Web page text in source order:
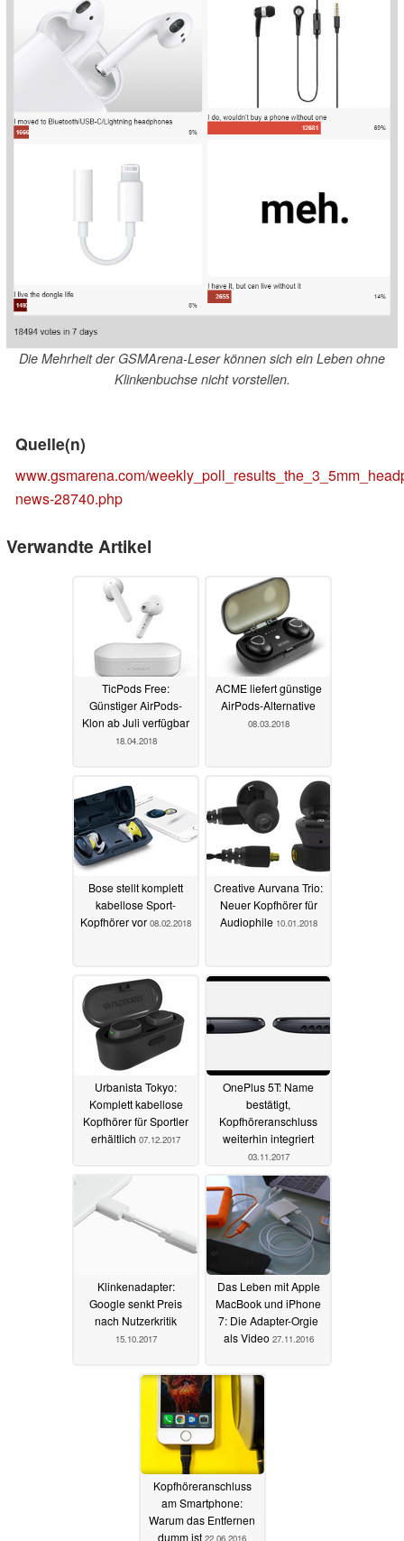
Die Mehrheit der GSMArena-Leser können sich ein Leben ohne
Klinkenbuchse nicht vorstellen.
Quelle(n)
www.gsmarena.com/
news-28740.php
Verwandte Artikel
TicPods Free:
Günstiger AirPods-
Klon ab Juli verfügbar
18.04.2018
ACME liefert günstige
AirPods-Alternative
08.03.2018
Bose stellt komplett
kabellose Sport-
Kopfhörer vor 08.02.2018
Creative Aurvana Trio:
Neuer Kopfhörer für
Audiophile 10.01.2018
Urbanista Tokyo:
Komplett kabellose
Kopfhörer für Sportler
erhältlich 07.12.2017
OnePlus 5T: Name
bestätigt,
Kopfhöreranschluss
weiterhin integriert
03.11.2017
Klinkenadapter:
Google senkt Preis
nach Nutzerkritik
15.10.2017
Das Leben mit Apple
MacBook und iPhone
7: Die Adapter-Orgie
als Video 27.11.2016
Kopfhöreranschluss
am Smartphone:
Warum das Entfernen
dumm ist 22.06.2016